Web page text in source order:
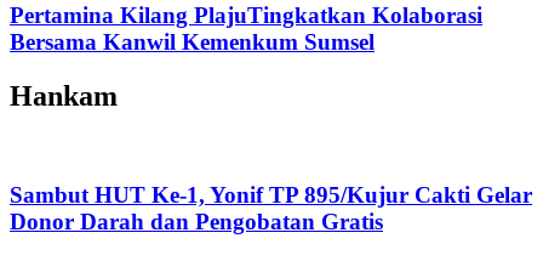
Pertamina Kilang PlajuTingkatkan Kolaborasi
Bersama Kanwil Kemenkum Sumsel
Hankam
Sambut HUT Ke-1, Yonif TP 895/Kujur Cakti Gelar
Donor Darah dan Pengobatan Gratis